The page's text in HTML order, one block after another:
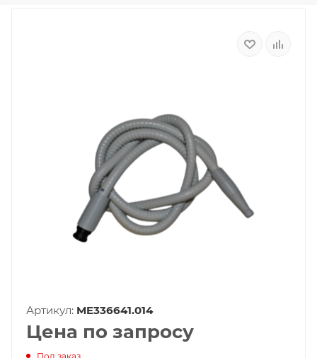
Артикул: ME336641.014
Цена по запросу